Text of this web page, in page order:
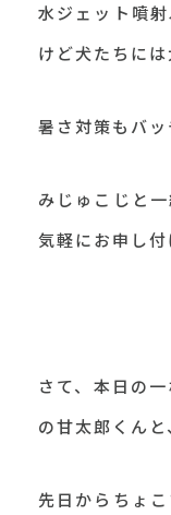
水ジェット噴
けど犬たちには
暑さ対策もバ
みじゅこじと
気軽にお申し
さて、本日の
の甘太郎くんと
先日からちょ